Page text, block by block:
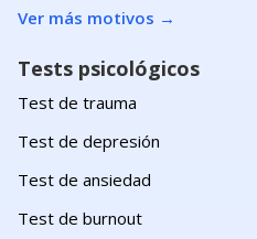
Ver más motivos →
Tests psicológicos
Test de trauma
Test de depresión
Test de ansiedad
Test de burnout